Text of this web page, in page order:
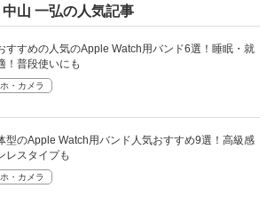
中山 一弘の人気記事
すすめの人気のApple Watch用バンド6選！睡眠・就
！普段使いにも
・カメラ
型のApple Watch用バンド人気おすすめ9選！高級感
レスタイプも
・カメラ